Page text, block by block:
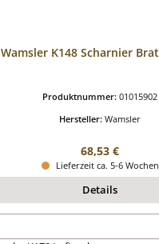
Wamsler K148 Scharnier
Produktnummer: 01015902
Hersteller: Wamsler
Regulärer Preis:
68,53 €
Lieferzeit ca. 5-6 Wochen
Details